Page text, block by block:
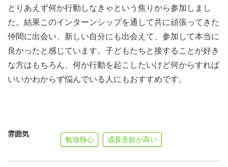
（LINE、Slack、Zoom、Skype、Google Drive、Jambord
など、様々なオンラインサービスを利用予定）
・インターネット環境に懸念のある方は、面談時にご相談
下さい。
※実施は全てオンラインとなります。
とりあえず何か行動しなきゃという焦りから参加しまし
た。結果このインターンシップを通して共に頑張ってきた
仲間に出会い、新しい自分にも出会えて、参加して本当に
良かったと感じています。子どもたちと接することが好き
な方はもちろん、何か行動を起こしたいけど何からすれば
いいかわからず悩んでいる人にもおすすめです。
雰囲気
勉強熱心 成長意欲が高い